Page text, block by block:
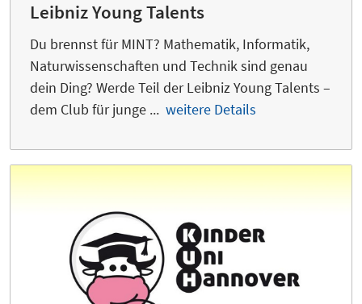
Leibniz Young Talents
Du brennst für MINT? Mathematik, Informatik,
Naturwissenschaften und Technik sind genau
dein Ding? Werde Teil der Leibniz Young Talents –
dem Club für junge ... weitere Details